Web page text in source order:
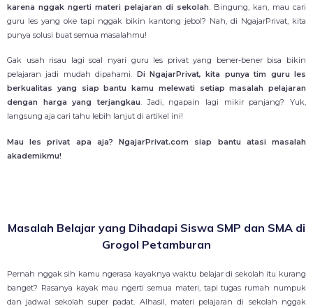
karena nggak ngerti materi pelajaran di sekolah . Bingung, kan, mau cari
guru les yang oke tapi nggak bikin kantong jebol? Nah, di NgajarPrivat, kita
punya solusi buat semua masalahmu!
Gak usah risau lagi soal nyari guru les privat yang bener-bener bisa bikin
pelajaran jadi mudah dipahami. Di NgajarPrivat, kita punya tim guru les
berkualitas yang siap bantu kamu melewati setiap masalah pelajaran
dengan harga yang terjangkau. Jadi, ngapain lagi mikir panjang? Yuk,
langsung aja cari tahu lebih lanjut di artikel ini!
Mau les privat apa aja? NgajarPrivat.com siap bantu atasi masalah
akademikmu!
Masalah Belajar yang Dihadapi Siswa SMP dan SMA di
Grogol Petamburan
Pernah nggak sih kamu ngerasa kayaknya waktu belajar di sekolah itu kurang
banget? Rasanya kayak mau ngerti semua materi, tapi tugas rumah numpuk
dan jadwal sekolah super padat. Alhasil, materi pelajaran di sekolah nggak